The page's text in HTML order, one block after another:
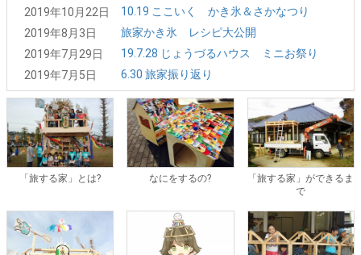
2019年10月22日
10.19 ここいく かき氷＆さかなつり
2019年8月3日
旅家かき氷 レシピ大公開
2019年7月29日
19.7.28 じょうづるハウス ミニお祭り
2019年7月5日
6.30 旅家振り返り
「旅する家」とは? なにをするの?
「旅する家」ができるま
で